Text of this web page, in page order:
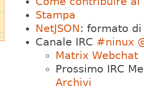
Stampa
NetJSON: formato
Canale IRC #ninux
Matrix Webchat
Prossimo IRC
Archivi